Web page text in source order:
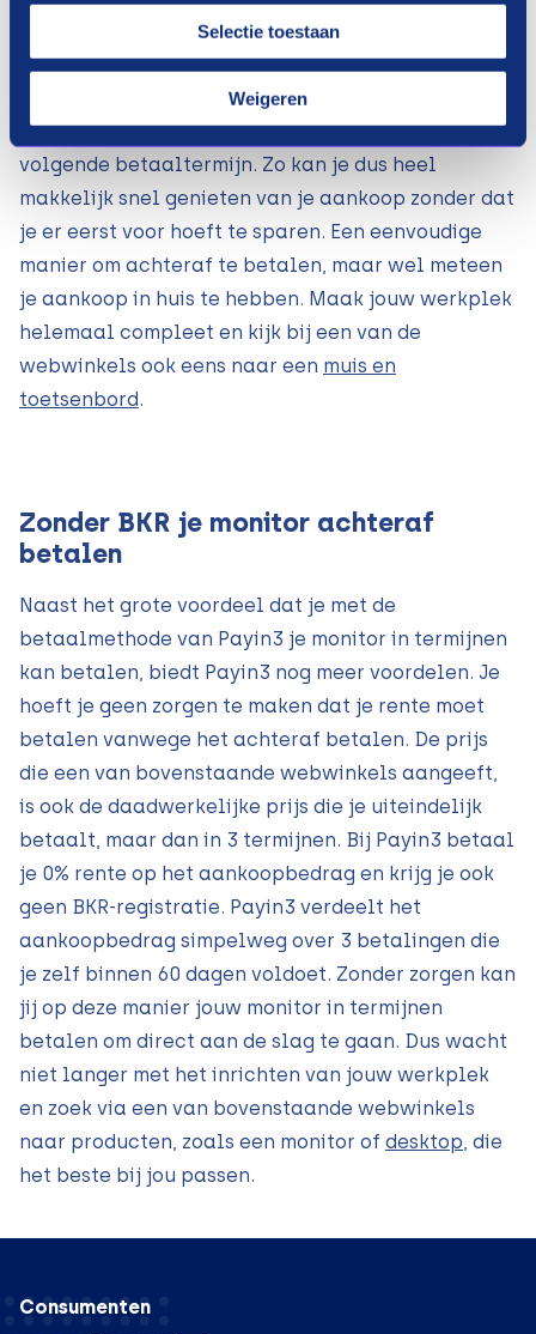
Selectie toestaan
Weigeren
installeren en gebruiken. De tweede betaling
volgt binnen een termijn van 30 dagen. De laatste
termijn voldoe je binnen 60 dagen na aankoop.
Payin3 zal je een herinnering sturen voor de
volgende betaaltermijn. Zo kan je dus heel
makkelijk snel genieten van je aankoop zonder dat
je er eerst voor hoeft te sparen. Een eenvoudige
manier om achteraf te betalen, maar wel meteen
je aankoop in huis te hebben. Maak jouw werkplek
helemaal compleet en kijk bij een van de
webwinkels ook eens naar een muis en
toetsenbord.
Zonder BKR je monitor achteraf
betalen
Naast het grote voordeel dat je met de
betaalmethode van Payin3 je monitor in termijnen
kan betalen, biedt Payin3 nog meer voordelen. Je
hoeft je geen zorgen te maken dat je rente moet
betalen vanwege het achteraf betalen. De prijs
die een van bovenstaande webwinkels aangeeft,
is ook de daadwerkelijke prijs die je uiteindelijk
betaalt, maar dan in 3 termijnen. Bij Payin3 betaal
je 0% rente op het aankoopbedrag en krijg je ook
geen BKR-registratie. Payin3 verdeelt het
aankoopbedrag simpelweg over 3 betalingen die
je zelf binnen 60 dagen voldoet. Zonder zorgen kan
jij op deze manier jouw monitor in termijnen
betalen om direct aan de slag te gaan. Dus wacht
niet langer met het inrichten van jouw werkplek
en zoek via een van bovenstaande webwinkels
naar producten, zoals een monitor of desktop , die
het beste bij jou passen.
Consumenten